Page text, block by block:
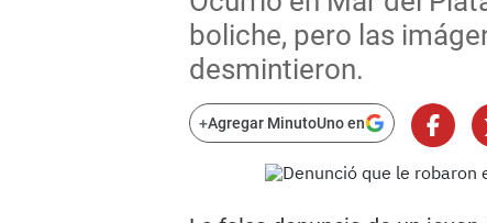
boliche, pero las
desmintieron.
+Agregar MinutoUno en